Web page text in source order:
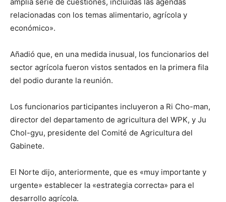
relacionadas con los temas alimentario, agrícola y
económico».
Añadió que, en una medida inusual, los funcionarios del
sector agrícola fueron vistos sentados en la primera fila
del podio durante la reunión.
Los funcionarios participantes incluyeron a Ri Cho-man,
director del departamento de agricultura del WPK, y Ju
Chol-gyu, presidente del Comité de Agricultura del
Gabinete.
El Norte dijo, anteriormente, que es «muy importante y
urgente» establecer la «estrategia correcta» para el
desarrollo agrícola.